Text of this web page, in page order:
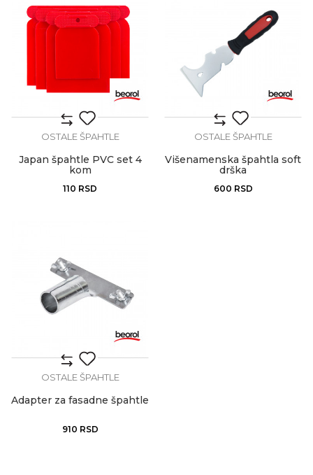
OSTALE ŠPAHTLE
Japan špahtle PVC set 4
kom
110 RSD
OSTALE ŠPAHTLE
Višenamenska špahtla soft
drška
600 RSD
OSTALE ŠPAHTLE
Adapter za fasadne špahtle
910 RSD